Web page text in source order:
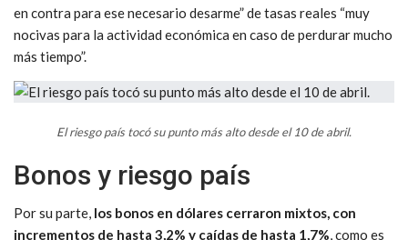
en contra para ese necesario desarme” de tasas reales “muy
nocivas para la actividad económica en caso de perdurar mucho
más tiempo”.
El riesgo país tocó su punto más alto desde el 10 de abril.
Bonos y riesgo país
Por su parte, los bonos en dólares cerraron mixtos, con
incrementos de hasta 3,2% y caídas de hasta 1,7%, como es